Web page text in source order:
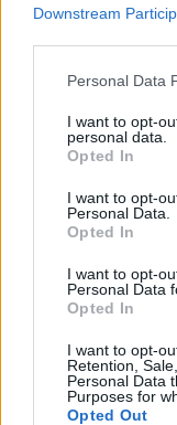
Downstream
Personal Data
I want to opt-
personal data.
Opted In
I want to opt-
Personal Data.
Opted In
I want to opt-
Personal Data
Opted In
I want to opt-
Retention,
Personal Data
Purposes for
Opted Out
27 Φεβρουαρίου
Ωρίων – Σπάνια
διαμόρφωσαν
πνεύμα της
Γεωργιάδης:
ιδιωτικού τομέα
27 Φεβρουαρίου